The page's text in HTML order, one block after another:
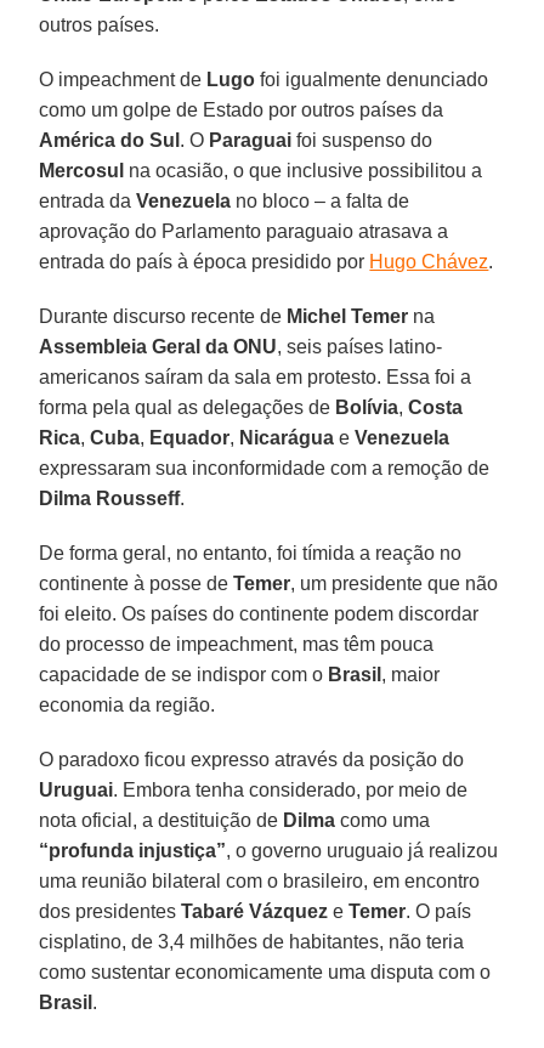
outros países.
O impeachment de Lugo foi igualmente denunciado
como um golpe de Estado por outros países da
América do Sul . O Paraguai foi suspenso do
Mercosul na ocasião, o que inclusive possibilitou a
entrada daVenezuela no bloco – a falta de
aprovação do Parlamento paraguaio atrasava a
entrada do país à época presidido por Hugo Chávez.
Durante discurso recente de Michel Temer na
Assembleia Geral da ONU, seis países latino-
americanos saíram da sala em protesto. Essa foi a
forma pela qual as delegações de Bolívia,Costa
Rica,Cuba, Equador, Nicarágua eVenezuela
expressaram sua inconformidade com a remoção de
Dilma Rousseff.
De forma geral, no entanto, foi tímida a reação no
continente à posse deTemer, um presidente que não
foi eleito. Os países do continente podem discordar
do processo de impeachment, mas têm pouca
capacidade de se indispor com o Brasil , maior
economia da região.
O paradoxo ficou expresso através da posição do
Uruguai. Embora tenha considerado, por meio de
nota oficial, a destituição de Dilma como uma
“profunda injustiça”, o governo uruguaio já realizou
uma reunião bilateral com o brasileiro, em encontro
dos presidentesTabaré Vázquez eTemer. O país
cisplatino, de 3,4 milhões de habitantes, não teria
como sustentar economicamente uma disputa com o
Brasil .